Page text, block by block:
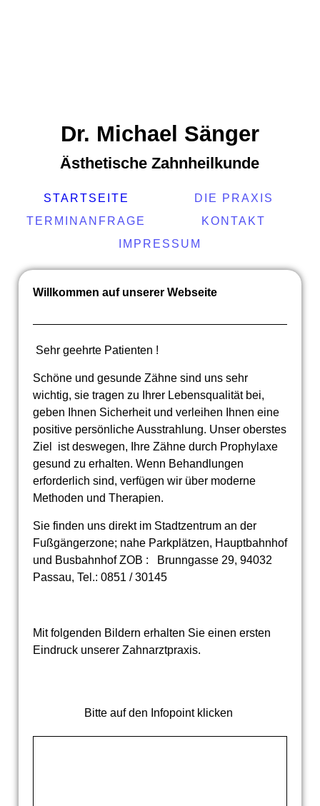
Dr. Michael Sänger
Ästhetische Zahnheilkunde
STARTSEITE
DIE PRAXIS
TERMINANFRAGE
KONTAKT
IMPRESSUM
Willkommen auf unserer Webseite
Sehr geehrte Patienten !
Schöne und gesunde Zähne sind uns sehr
wichtig, sie tragen zu Ihrer Lebensqualität bei,
geben Ihnen Sicherheit und verleihen Ihnen eine
positive persönliche Ausstrahlung. Unser oberstes
Ziel ist deswegen, Ihre Zähne durch Prophylaxe
gesund zu erhalten. Wenn Behandlungen
erforderlich sind, verfügen wir über moderne
Methoden und Therapien.
Sie finden uns direkt im Stadtzentrum an der
Fußgängerzone; nahe Parkplätzen, Hauptbahnhof
und Busbahnhof ZOB : Brunngasse 29, 94032
Passau, Tel.: 0851 / 30145
Mit folgenden Bildern erhalten Sie einen ersten
Eindruck unserer Zahnarztpraxis.
Bitte auf den Infopoint klicken